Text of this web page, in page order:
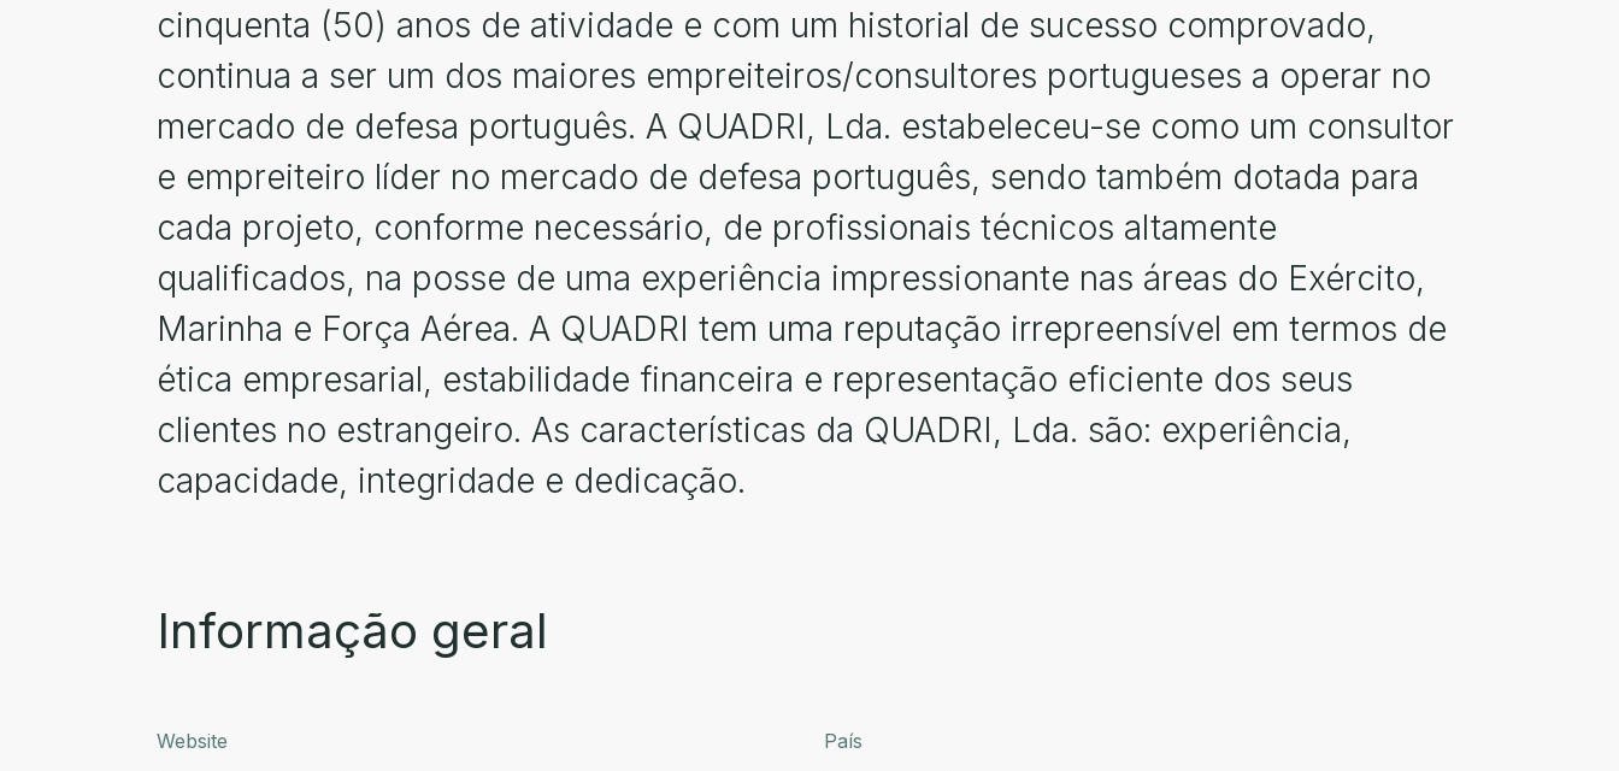
cinquenta (50) anos de atividade e com um historial de sucesso comprovado,
continua a ser um dos maiores empreiteiros/consultores portugueses a operar no
mercado de defesa português. A QUADRI, Lda. estabeleceu-se como um consultor
e empreiteiro líder no mercado de defesa português, sendo também dotada para
cada projeto, conforme necessário, de profissionais técnicos altamente
qualificados, na posse de uma experiência impressionante nas áreas do Exército,
Marinha e Força Aérea. A QUADRI tem uma reputação irrepreensível em termos de
ética empresarial, estabilidade financeira e representação eficiente dos seus
clientes no estrangeiro. As características da QUADRI, Lda. são: experiência,
capacidade, integridade e dedicação.
Informação geral
Website País